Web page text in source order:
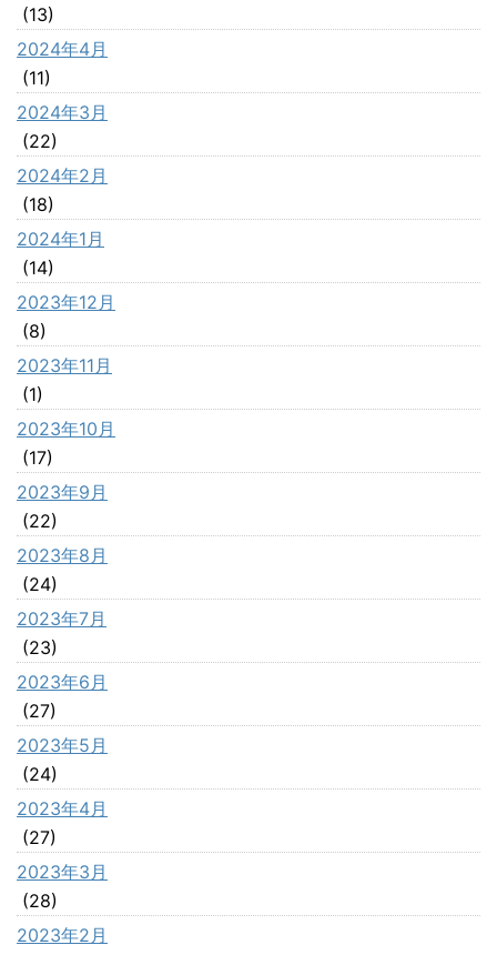
(13)
2024年4月
(11)
2024年3月
(22)
2024年2月
(18)
2024年1月
(14)
2023年12月
(8)
2023年11月
(1)
2023年10月
(17)
2023年9月
(22)
2023年8月
(24)
2023年7月
(23)
2023年6月
(27)
2023年5月
(24)
2023年4月
(27)
2023年3月
(28)
2023年2月